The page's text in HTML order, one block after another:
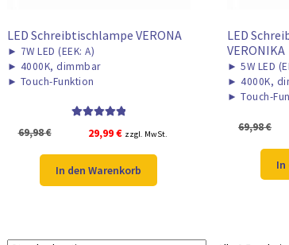
LED Schreibtischlampe VERONA
► 7W LED (EEK: A)
► 4000K, dimmbar
► Touch-Funktion
von 5
69,98€
Ursprünglicher
war:
69,98 €
29,99€Aktueller
ist:
29,99 €.
zzgl. MwSt.
In den Warenkorb
LED
VERONIKA
► 5W LED
► 4000K,
► Touch-
69,98€
In